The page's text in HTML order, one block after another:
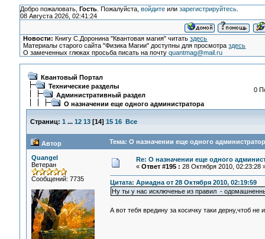
Добро пожаловать, Гость. Пожалуйста, войдитеили зарегистрируйтесь.
08 Августа 2026, 02:41:24
Новости: Книгу С.Доронина "Квантовая магия" читатьздесь
Материалы старого сайта "Физика Магии" доступны для просмотраздесь
О замеченных глюках просьба писать на почтуquantmag@mail.ru
Квантовый Портал
Технические разделы
Административный раздел
О назначении еще одного администратора
0
Страниц: 1 ... 12 13[14] 15 16 Все
Автор Тема: О назначении еще одного
Quangel
Ветеран
Сообщений: 7735
Re: О назначении еще одного
« Ответ #195 : 28 Октября 2010, 02:23:28
Цитата: Ариадна от 28 Октября 2010, 02:19:59
Ну ты у нас исключенье из правил -
А вот тебя вредину за косичку таки дерну,чтоб не